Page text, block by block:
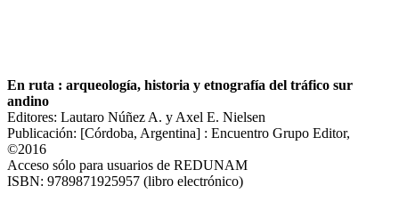
En ruta : arqueología, historia y etnografía del tráfico sur
andino
Editores: Lautaro Núñez A. y Axel E. Nielsen
Publicación: [Córdoba, Argentina] : Encuentro Grupo Editor,
©2016
Acceso sólo para usuarios de REDUNAM
ISBN: 9789871925957 (libro electrónico)